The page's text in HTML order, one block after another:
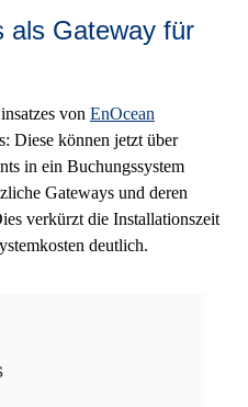
als Gateway für
von EnOcean
Diese können jetzt über
in ein Buchungssystem
Gateways und deren
verkürzt die Installationszeit
deutlich.